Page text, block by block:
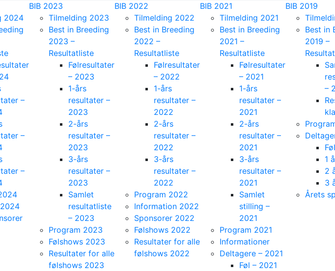
2024
–
–
–
BIB 2023
Tilmelding 2023
Best in Breeding
2023 –
Resultatliste
Følresultater
– 2023
1-års
resultater –
2023
2-års
resultater –
2023
3-års
resultater –
2023
Samlet
resultatliste
– 2023
Program 2023
Følshows 2023
Resultater for alle
følshows 2023
BIB 2022
Tilmelding 2022
Best in Breeding
2022 –
Resultatliste
Følresultater
– 2022
1-års
resultater –
2022
2-års
resultater –
2022
3-års
resultater –
2022
Program 2022
Information 2022
Sponsorer 2022
Følshows 2022
Resultater for alle
følshows 2022
BIB 2021
Tilmelding 2021
Best in Breeding
2021 –
Resultatliste
Følresultater
– 2021
1-års
resultater –
2021
2-års
resultater –
2021
3-års
resultater –
2021
Samlet
stilling –
2021
Program 2021
Informationer
Deltagere – 2021
Føl – 2021
BIB 2019
Best in
2019 –
–
Føl
1
2
3
Årets